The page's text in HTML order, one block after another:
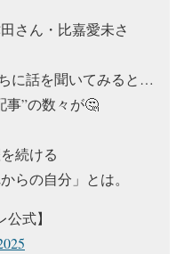
さん・比嘉愛未さ
に話を聞いてみると…
事”の数々が🤔
続ける
らの自分」とは。
式】